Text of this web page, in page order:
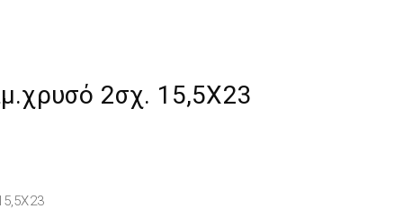
2σχ. 15,5Χ23